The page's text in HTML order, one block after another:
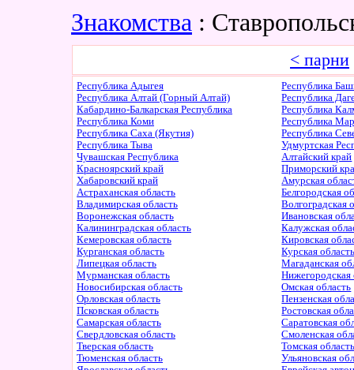
Знакомства :
< парни
Республика Адыгея
Республика
Республика Алтай (Горный Алтай)
Республика
Кабардино-Балкарская Республика
Республика
Республика Коми
Республика
Республика Саха (Якутия)
Республика
Республика Тыва
Удмуртская
Чувашская Республика
Алтайский край
Красноярский край
Приморский
Хабаровский край
Амурская
Астраханская область
Белгородская
Владимирская область
Волгоградская
Воронежская область
Ивановская
Калининградская область
Калужская
Кемеровская область
Кировская
Курганская область
Курская
Липецкая область
Магаданская
Мурманская область
Нижегородская
Новосибирская область
Омская область
Орловская область
Пензенская
Псковская область
Ростовская
Самарская область
Саратовская
Свердловская область
Смоленская
Тверская область
Томская
Тюменская область
Ульяновская